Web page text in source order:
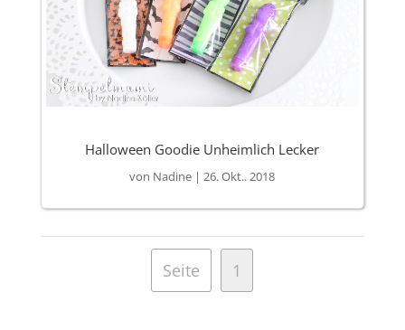
Halloween Goodie Unheimlich Lecker
von Nadine |26. Okt.. 2018
Seite 1